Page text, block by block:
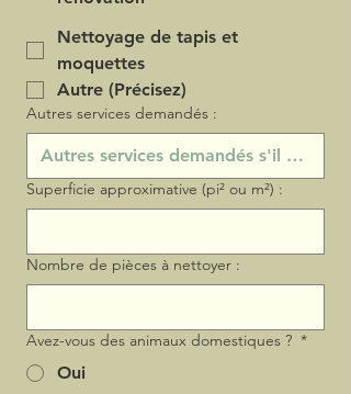
Nettoyage de tapis et
moquettes
Autre (Précisez)
Autres services demandés :
Superficie approximative (pi² ou m²) :
Nombre de pièces à nettoyer :
Avez-vous des animaux domestiques ? *
Oui